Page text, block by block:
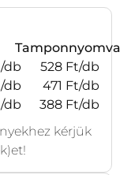
Tamponnyomva
db
528 Ft/db
db
471 Ft/db
db
388 Ft/db
kérjük